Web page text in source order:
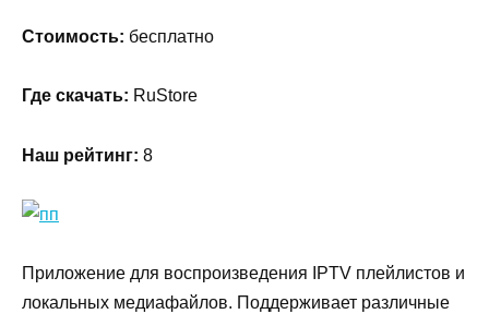
Стоимость: бесплатно
Где скачать: RuStore
Наш рейтинг: 8
Приложение для воспроизведения IPTV плейлистов и
локальных медиафайлов. Поддерживает различные